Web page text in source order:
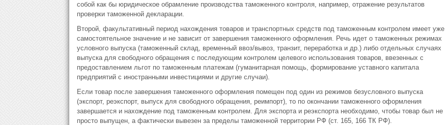
собой как бы юридическое обрамление производства таможенного контроля, например, отражение результатов
проверки таможенной декларации.
Второй, факультативный период нахождения товаров и транспортных средств под таможенным контролем имеет уже
самостоятельное значение и не зависит от завершения таможенного оформления. Речь идет о таможенных режимах
условного выпуска (таможенный склад, временный ввоз/вывоз, транзит, переработка и др.) либо отдельных случаях
выпуска для свободного обращения с последующим контролем целевого использования товаров, ввезенных с
предоставлением льгот по таможенным платежам (гуманитарная помощь, формирование уставного капитала
предприятий с иностранными инвестициями и другие случаи).
Если товар после завершения таможенного оформления помещен под один из режимов безусловного выпуска
(экспорт, реэкспорт, выпуск для свободного обращения, реимпорт), то по окончании таможенного оформления
завершается и нахождение под таможенным контролем. Для экспорта и реэкспорта необходимо, чтобы товар был не
просто выпущен, а фактически вывезен за пределы таможенной территории РФ (ст. 165, 166 ТК РФ).